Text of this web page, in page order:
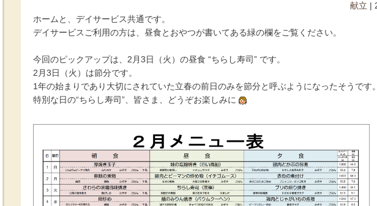
献立 |
ホームと、デイサービス共通です。
デイサービスご利用の方は、昼食とおやつが書いてある緑の欄をご覧ください。
今回のピックアップは、2月3日（火）の昼食 “ちらし寿司” です。
2月3日（火）は節分です。
1年の始まりであり大切にされていた立春の前日のみを節分と呼ぶようになったそうです。
特別な日の“ちらし寿司”、皆さま、どうぞお楽しみに